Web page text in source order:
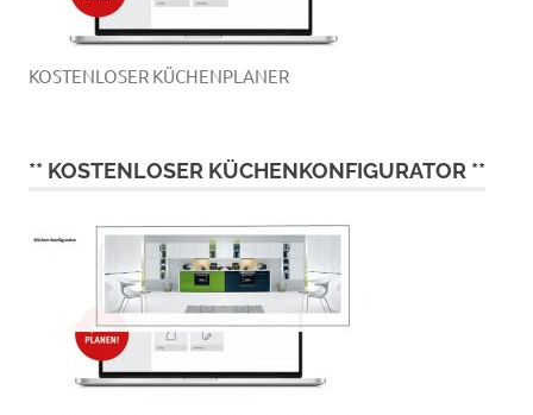
KOSTENLOSER KÜCHENPLANER
** KOSTENLOSER KÜCHENKONFIGURATOR **